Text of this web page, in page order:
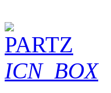
ICN_BOX